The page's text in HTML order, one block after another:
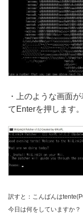
・上のような画面
てEnterを押します。
訳すと： こんばんは
今日は何をしていますか？